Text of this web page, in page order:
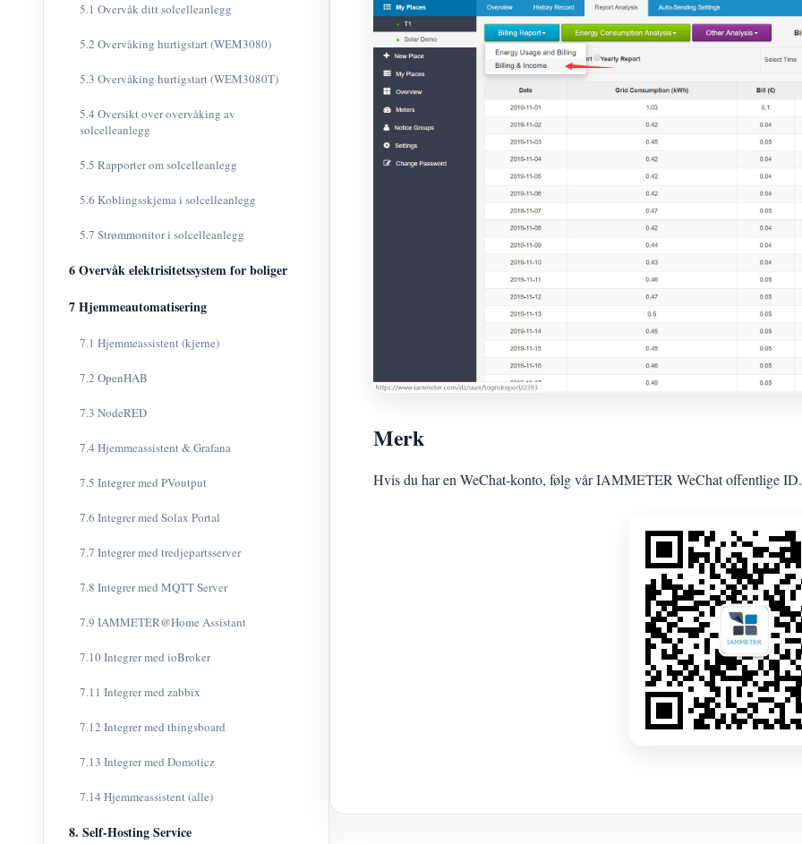
5.1 Overvåk ditt solcelleanlegg
5.2 Overvåking hurtigstart (WEM3080)
5.3 Overvåking hurtigstart (WEM3080T)
5.4 Oversikt over overvåking av
solcelleanlegg
5.5 Rapporter om solcelleanlegg
5.6 Koblingsskjema i solcelleanlegg
5.7 Strømmonitor i solcelleanlegg
6 Overvåk elektrisitetssystem for boliger
7 Hjemmeautomatisering
7.1 Hjemmeassistent (kjerne)
7.2 OpenHAB
7.3 NodeRED
7.4 Hjemmeassistent & Grafana
7.5 Integrer med PVoutput
7.6 Integrer med Solax Portal
7.7 Integrer med tredjepartsserver
7.8 Integrer med MQTT Server
7.9 IAMMETER@Home Assistant
7.10 Integrer med ioBroker
7.11 Integrer med zabbix
7.12 Integrer med thingsboard
7.13 Integrer med Domoticz
7.14 Hjemmeassistent (alle)
8. Self-Hosting Service
Merk
Hvis du har en WeChat-konto, følg vår IAMMETER WeChat offentlige ID.